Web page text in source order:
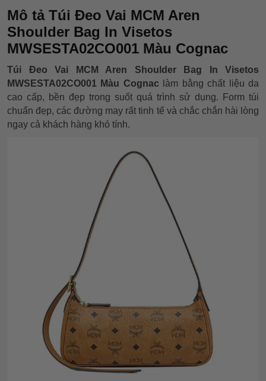
Mô tả Túi Đeo Vai MCM Aren
Shoulder Bag In Visetos
MWSESTA02CO001 Màu Cognac
Túi Đeo Vai MCM Aren Shoulder Bag In Visetos
MWSESTA02CO001 Màu Cognac làm bằng chất liệu da
cao cấp, bền đẹp trong suốt quá trình sử dụng. Form túi
chuẩn đẹp, các đường may rất tinh tế và chắc chắn hài lòng
ngay cả khách hàng khó tính.